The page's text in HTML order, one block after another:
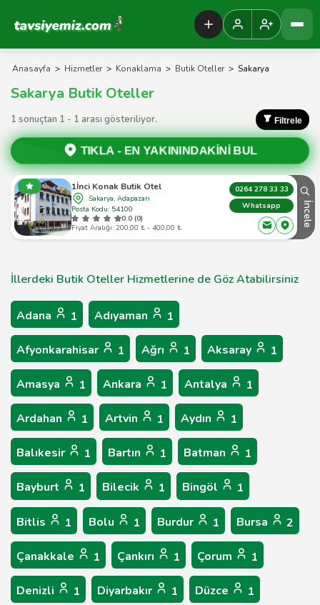
Tavsiyemiz Anasayfa
Anasayfa > Hizmetler > Konaklama > Butik Oteller > Sakarya
Sakarya Butik Oteller
1 sonuçtan 1 - 1 arası gösteriliyor. Filtrele
TIKLA - EN YAKININDAKİNİ BUL
1İnci Konak Butik Otel
Sakarya, Adapazarı
Posta Kodu: 54100
0.0 (0)
Fiyat Aralığı: 200,00 ₺ - 400,00 ₺
0264 278 33 33
Whatsapp
İncele
İllerdeki Butik Oteller Hizmetlerine de Göz Atabilirsiniz
Adana 1 Adıyaman 1
Afyonkarahisar 1 Ağrı 1 Aksaray 1
Amasya 1 Ankara 1 Antalya 1
Ardahan 1 Artvin 1 Aydın 1
Balıkesir 1 Bartın 1 Batman 1
Bayburt 1 Bilecik 1 Bingöl 1
Bitlis 1 Bolu 1 Burdur 1 Bursa 2
Çanakkale 1 Çankırı 1 Çorum 1
Denizli 1 Diyarbakır 1 Düzce 1